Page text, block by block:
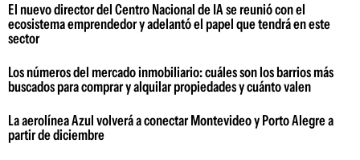
El nuevo director del Centro Nacional de IA se reunió con el
ecosistema emprendedor y adelantó el papel que tendrá en este
sector
Los números del mercado inmobiliario: cuáles son los barrios más
buscados para comprar y alquilar propiedades y cuánto valen
La aerolínea Azul volverá a conectar Montevideo y Porto Alegre a
partir de diciembre